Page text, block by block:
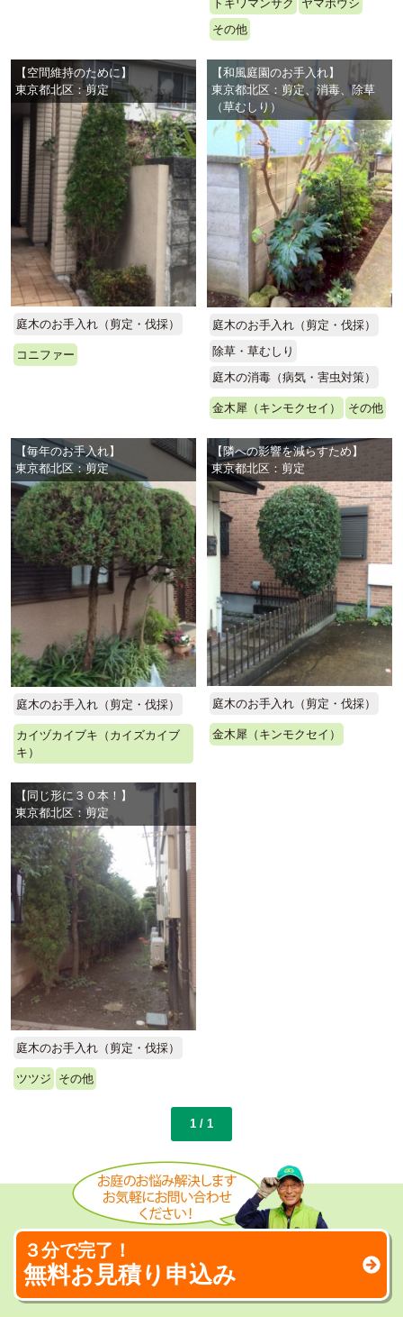
トキワマンサク
ヤマボウシ
その他
【空間維持のために】
東京都北区：剪定
庭木のお手入れ（剪定・伐採）
コニファー
【和風庭園のお手入れ】
東京都北区：剪定、消毒、除草
（草むしり）
庭木のお手入れ（剪定・伐採）
除草・草むしり
庭木の消毒（病気・害虫対策）
金木犀（キンモクセイ） その他
【毎年のお手入れ】
東京都北区：剪定
庭木のお手入れ（剪定・伐採）
カイヅカイブキ（カイズカイブ
キ）
【隣への影響を減らすため】
東京都北区：剪定
庭木のお手入れ（剪定・伐採）
金木犀（キンモクセイ）
【同じ形に３０本！】
東京都北区：剪定
庭木のお手入れ（剪定・伐採）
ツツジ その他
1 / 1
３分で完了！
無料お見積り申込み